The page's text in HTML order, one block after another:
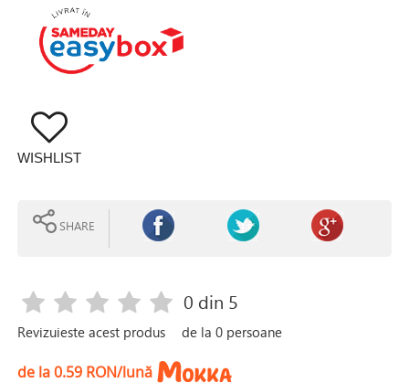
WISHLIST
SHARE
Revizuieste acest produs
0 din 5
de la0 persoane
de la 0.59 RON/lună